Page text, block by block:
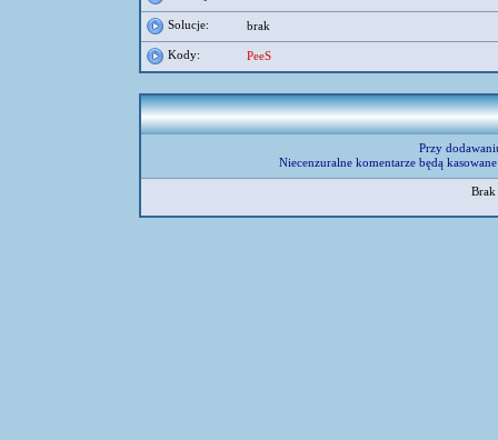
Solucje: brak
Kody: PeeS
Przy
Niecenzuralne komentarze będą